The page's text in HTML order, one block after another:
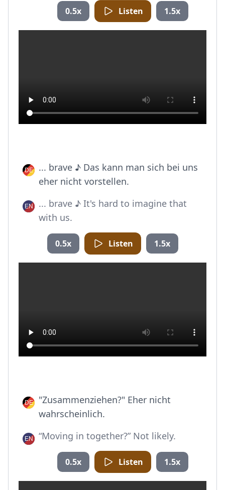
0.5x Listen 1.5x
... brave ♪ Das kann man sich bei uns
eher nicht vorstellen.
... brave ♪ It's hard to imagine that
with us.
0.5x Listen 1.5x
"Zusammenziehen?" Eher nicht
wahrscheinlich.
“Moving in together?” Not likely.
0.5x Listen 1.5x